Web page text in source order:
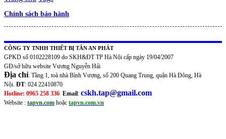
Chính sách bảo hành
CÔNG TY TNHH THIẾT BỊ TÂN AN PHÁT
GPKD số 0102228109 do SKH&ĐT TP Hà Nội cấp ngày 19/04/2007
GĐ/sở hữu website Vương Nguyễn Hải
Địa chỉ: Tầng 1, toà nhà Bình Vượng, số 200 Quang Trung, quận Hà Đông, Hà
Nội. ĐT: 024 22410870
Hotline: 0965 258 336 Email: cskh.tap@gmail.com
Website : tapvn.com hoặc tapvn.com.vn